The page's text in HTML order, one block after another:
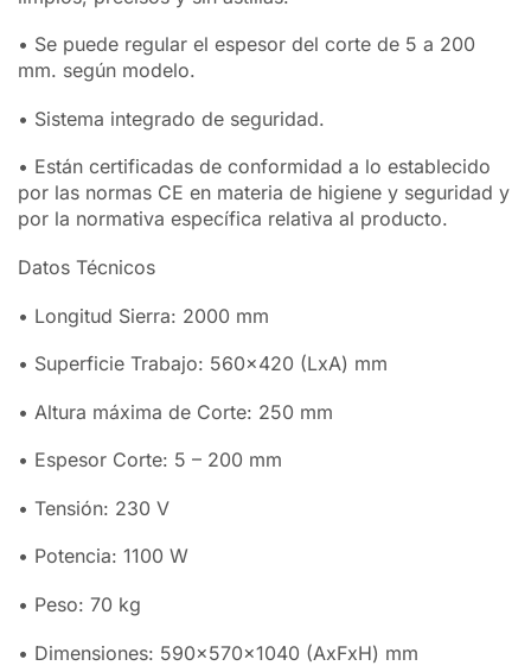
• Se puede regular el espesor del corte de 5 a 200
mm. según modelo.
• Sistema integrado de seguridad.
• Están certificadas de conformidad a lo establecido
por las normas CE en materia de higiene y seguridad y
por la normativa específica relativa al producto.
Datos Técnicos
• Longitud Sierra: 2000 mm
• Superficie Trabajo: 560×420 (LxA) mm
• Altura máxima de Corte: 250 mm
• Espesor Corte: 5 – 200 mm
• Tensión: 230 V
• Potencia: 1100 W
• Peso: 70 kg
• Dimensiones: 590x570x1040 (AxFxH) mm